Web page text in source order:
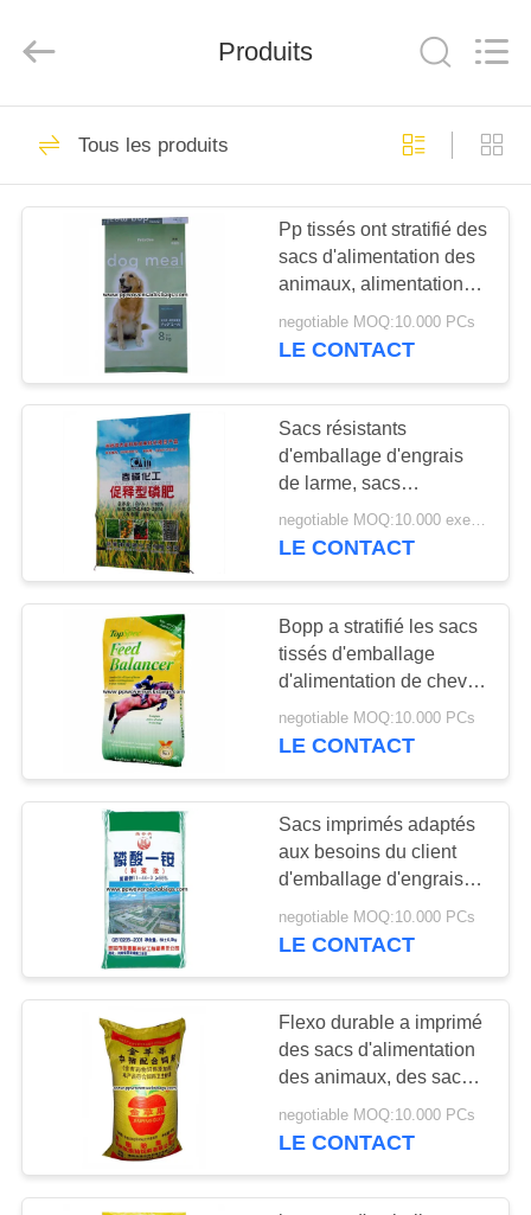
APERÇU
PRODUITS
PROPOS
NOUS
VISITE
D'USINE
CONTRÔLE
DE
QUALITÉ
CONTACT
DEMANDE
SOUMISSION
PLAN
PRIVACY
POLICY
Management
Services
sacs pp tissé
sacs tissés par pp
12
Bopp a stratifié des
sacs
31
Sacs en papier de
Multiwall
15
Sacs de papier
Produits
Tous les produits
Pp tissés ont stratifié des
sacs d'alimentation des
animaux, alimentations
réutilisées de chien
emballant des sacs qui
negotiable MOQ:10.000 PCs
LE CONTACT
Sacs résistants
d'emballage d'engrais
de larme, sacs
chimiques à emballage
tissés par pp
negotiable MOQ:10.000 exemplaires
LE CONTACT
Bopp a stratifié les sacs
tissés d'emballage
d'alimentation de cheval
de polypropylène 20Cm
- 80 largeurs de cm
negotiable MOQ:10.000 PCs
LE CONTACT
Sacs imprimés adaptés
aux besoins du client
d'emballage d'engrais
tissés par pp pour
emballer
negotiable MOQ:10.000 PCs
LE CONTACT
Flexo durable a imprimé
des sacs d'alimentation
des animaux, des sacs à
sac de l'engrais pp pour
la graine ou des produits
negotiable MOQ:10.000 PCs
LE CONTACT